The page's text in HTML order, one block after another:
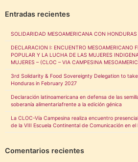
Entradas recientes
SOLIDARIDAD MESOAMERICANA CON HONDURAS
DECLARACION I: ENCUENTRO MESOAMERICANO
POPULAR Y LA LUCHA DE LAS MUJERES
MUJERES – (CLOC – VIA CAMPESINA
3rd Solidarity & Food Sovereignty Delegation to
Honduras in February 2027
Declaración latinoamericana en defensa de las
soberanía alimentariafrente a la edición génica
La CLOC-Vía Campesina realiza encuentro
de la VIII Escuela Continental de Comunicación en el
Comentarios recientes